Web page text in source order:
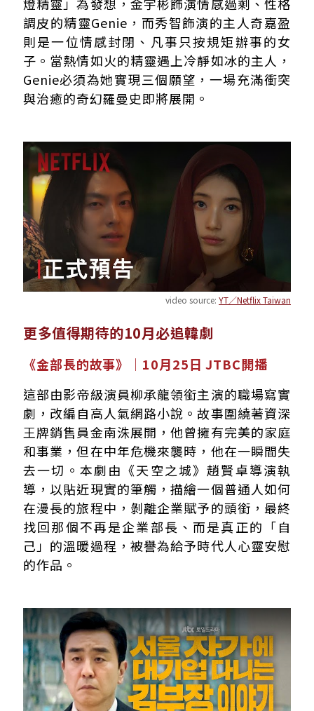
調皮的精靈Genie，而秀智飾演的主人奇嘉盈
則是一位情感封閉、凡事只按規矩辦事的女
子。當熱情如火的精靈遇上冷靜如冰的主人，
Genie必須為她實現三個願望，一場充滿衝突
與治癒的奇幻羅曼史即將展開。
video source: YT／Netflix Taiwan
更多值得期待的10月必追韓劇
《金部長的故事》｜10月25日 JTBC開播
這部由影帝級演員柳承龍領銜主演的職場寫實
劇，改編自高人氣網路小說。故事圍繞著資深
王牌銷售員金南洙展開，他曾擁有完美的家庭
和事業，但在中年危機來襲時，他在一瞬間失
去一切。本劇由《天空之城》趙賢卓導演執
導，以貼近現實的筆觸，描繪一個普通人如何
在漫長的旅程中，剝離企業賦予的頭銜，最終
找回那個不再是企業部長、而是真正的「自
己」的溫暖過程，被譽為給予時代人心靈安慰
的作品。